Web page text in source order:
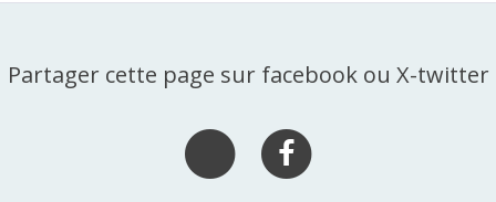
Partager cette page sur facebook ou X-twitter